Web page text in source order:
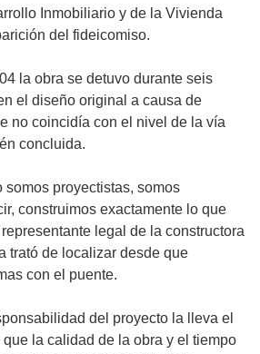
Inmobiliario y de la Vivienda
del fideicomiso.
la obra se detuvo durante seis
el diseño original a causa de
no coincidía con el nivel de la vía
concluida.
somos proyectistas, somos
construimos exactamente lo que
legal de la constructora
trató de localizar desde que
con el puente.
del proyecto la lleva el
la calidad de la obra y el tiempo